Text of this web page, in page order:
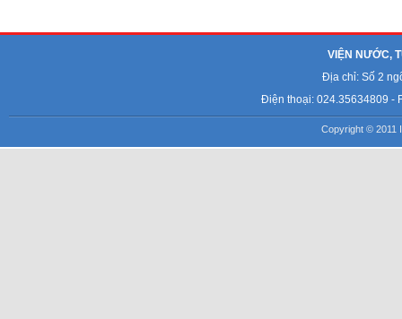
VIỆN NƯỚC,
Địa chỉ: Số 2
Điện thoại: 024.35634809 -
Copyright © 2011